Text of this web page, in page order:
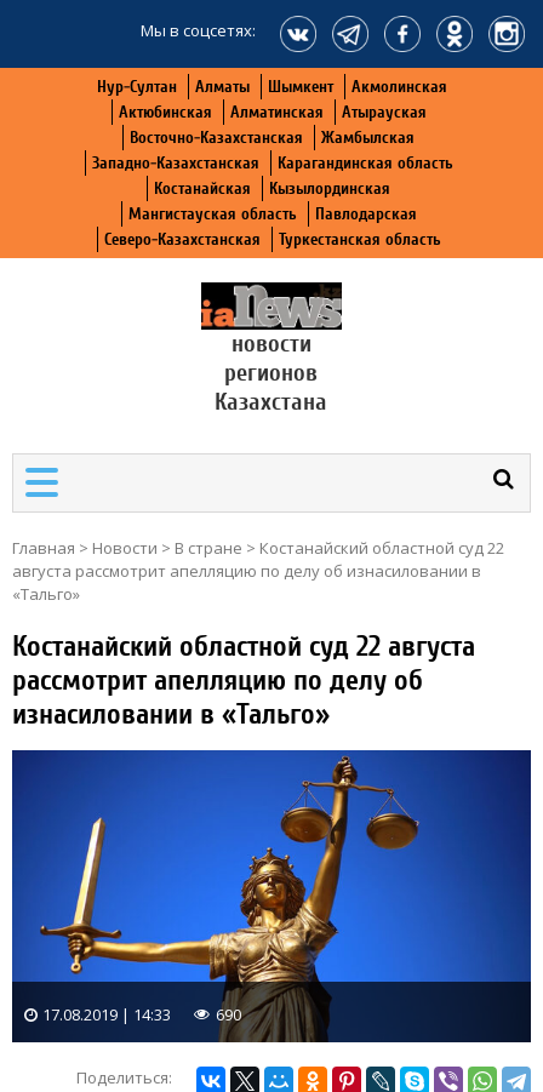
Мы в соцсетях:
Нур-Султан Алматы Шымкент
Акмолинская
Актюбинская
Алматинская
Атырауская
Восточно-Казахстанская
Жамбылская
Западно-Казахстанская
Карагандинская область
Костанайская
Кызылординская
Мангистауская область
Павлодарская
Северо-Казахстанская
Туркестанская область
новости
регионов
Казахстана
Главная > Новости > В стране > Костанайский областной суд 22
августа рассмотрит апелляцию по делу об изнасиловании в
«Тальго»
Костанайский областной суд 22 августа
рассмотрит апелляцию по делу об
изнасиловании в «Тальго»
17.08.2019 | 14:33 690
Поделиться: